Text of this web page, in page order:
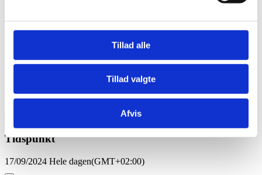
Tillad alle
Tillad valgte
Afvis
12:15 Lunch and network
13:00 Leila Stockmarr and Caroline Bessermann from Action Aid
will present how EACOP is a global problem and how finance and
pension companies link persons in Denmark to the oil pipeline in
14:00 Wrap up
Tidspunkt
17/09/2024 Hele dagen(GMT+02:00)